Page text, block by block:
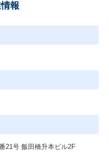
報
21号 飯田橋升本ビル2F